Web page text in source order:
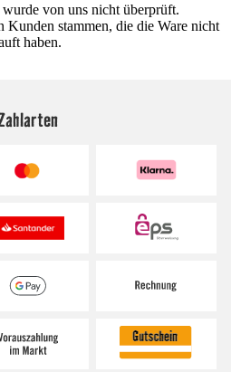
von uns nicht überprüft.
Kunden stammen, die die Ware nicht
haben.